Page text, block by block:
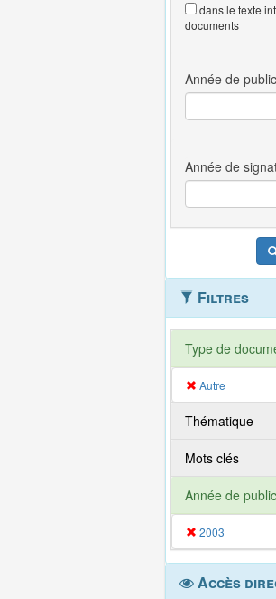
dans le texte
documents
Filtres
Type de
Autre
Thématique
Mots clés
Année de
2003
Accès